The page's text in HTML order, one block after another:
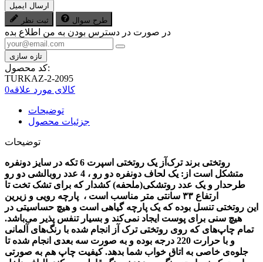
ارسال ایمیل
ثبت نظر
طرح سوال
در صورت در دسترس بودن به من اطلاع بده
کد محصول:
TURKAZ-2-2095
کالای مورد علاقه0
توضیحات
جزئیات محصول
توضیحات
روتختی برند ترک‌آز یک روتختی اسپرت 6 تکه در سایز دونفره
متشکل است از: یک لحاف دونفره دو رو ، 4 عدد روبالشی دو رو
طرحدار و یک عدد روتشکی(ملحفه) کشدار که برای تشک تخت تا
ارتفاع ۳۳ سانتی متر مناسب است ، پارچه رویی و زیرین
این روتختی تنسل بوده که یک پارچه گیاهی است و هیچ حساسیتی در
هیچ سنی برای پوست ایجاد نمی‌کند و بسیار تنفس پذیر می‌باشد.
تمام چاپ‌های که روی روتختی ترک آز انجام شده با رنگ‌های آلمانی
و با حرارت 220 درجه بوده و به صورت سه بعدی انجام شده تا
جلوه‌ی خاصی به اتاق خواب شما بدهد. کیفیت چاپ هم به صورتی